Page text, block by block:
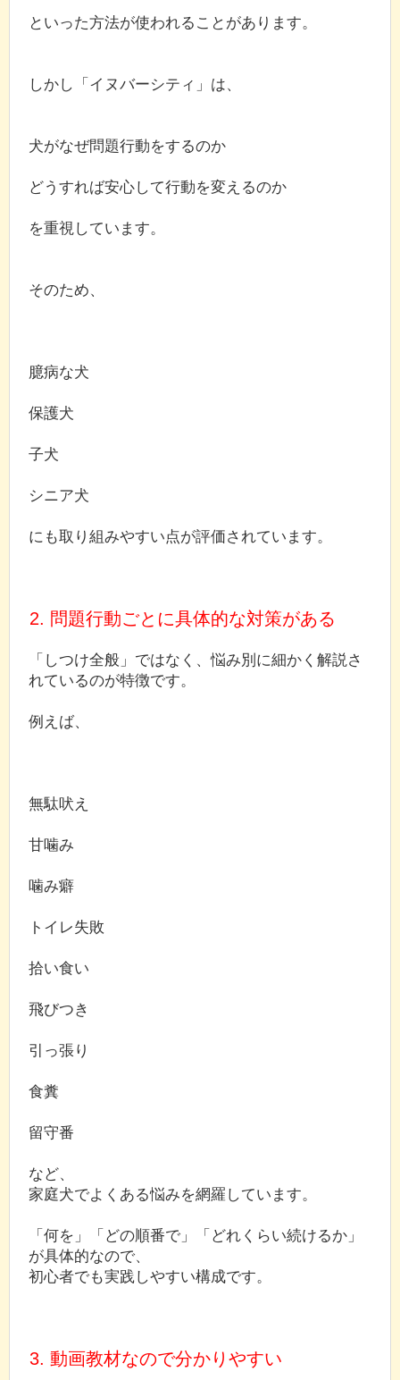
といった方法が使われることがあります。
しかし「イヌバーシティ」は、
犬がなぜ問題行動をするのか
どうすれば安心して行動を変えるのか
を重視しています。
そのため、
臆病な犬
保護犬
子犬
シニア犬
にも取り組みやすい点が評価されています。
2. 問題行動ごとに具体的な対策がある
「しつけ全般」ではなく、悩み別に細かく解説さ
れているのが特徴です。
例えば、
無駄吠え
甘噛み
噛み癖
トイレ失敗
拾い食い
飛びつき
引っ張り
食糞
留守番
など、
家庭犬でよくある悩みを網羅しています。
「何を」「どの順番で」「どれくらい続けるか」
が具体的なので、
初心者でも実践しやすい構成です。
3. 動画教材なので分かりやすい